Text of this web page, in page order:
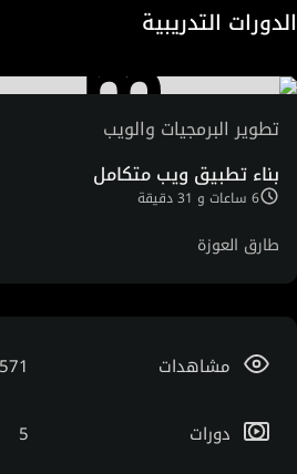
بالإضافة لشهادة ماجستير في إدارة
السحابية.
الدورات التدريبية
تطوير البرمجيات والويب
بناء تطبيق ويب متكامل
6 ساعات و 31 دقيقة
طارق العوزة
مشاهدات
دورات 5